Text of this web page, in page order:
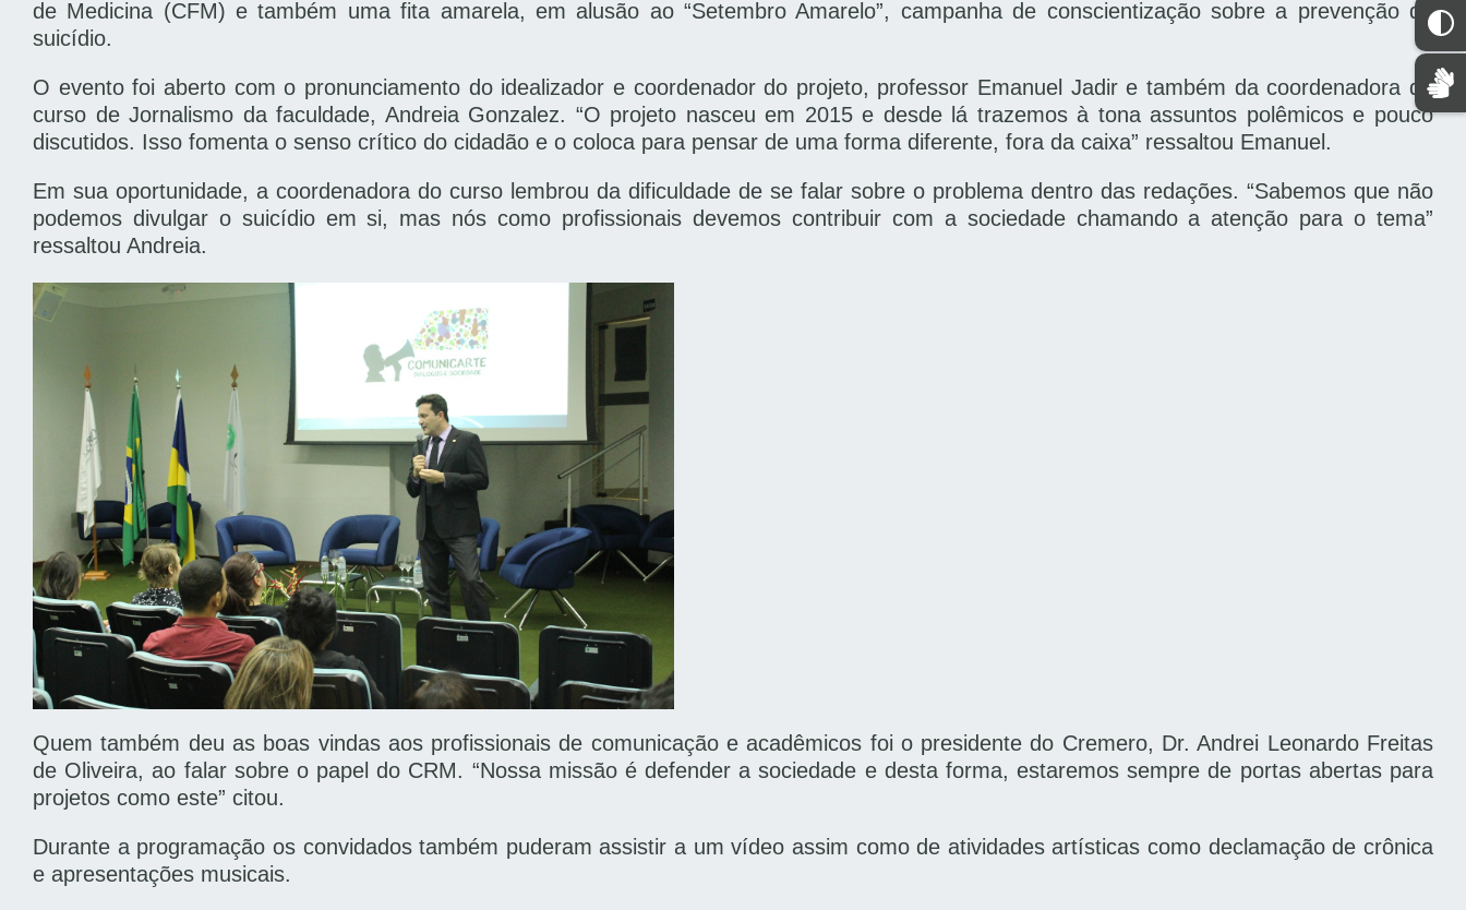
de Medicina (CFM) e também uma fita amarela, em alusão ao “Setembro Amarelo”, campanha de conscientização sobre a prevenção do
suicídio.
O evento foi aberto com o pronunciamento do idealizador e coordenador do projeto, professor Emanuel Jadir e também da coordenadora do
curso de Jornalismo da faculdade, Andreia Gonzalez. “O projeto nasceu em 2015 e desde lá trazemos à tona assuntos polêmicos e pouco
discutidos. Isso fomenta o senso crítico do cidadão e o coloca para pensar de uma forma diferente, fora da caixa” ressaltou Emanuel.
Em sua oportunidade, a coordenadora do curso lembrou da dificuldade de se falar sobre o problema dentro das redações. “Sabemos que não
podemos divulgar o suicídio em si, mas nós como profissionais devemos contribuir com a sociedade chamando a atenção para o tema”
ressaltou Andreia.
Quem também deu as boas vindas aos profissionais de comunicação e acadêmicos foi o presidente do Cremero, Dr. Andrei Leonardo Freitas
de Oliveira, ao falar sobre o papel do CRM. “Nossa missão é defender a sociedade e desta forma, estaremos sempre de portas abertas para
projetos como este” citou.
Durante a programação os convidados também puderam assistir a um vídeo assim como de atividades artísticas como declamação de crônica
e apresentações musicais.